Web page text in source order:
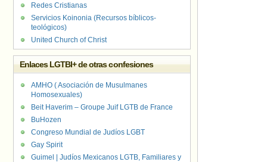
Redes Cristianas
Servicios Koinonia (Recursos bíblicos-
teológicos)
United Church of Christ
Enlaces LGTBI+ de otras confesiones
AMHO ( Asociación de Musulmanes
Homosexuales)
Beit Haverim – Groupe Juif LGTB de France
BuHozen
Congreso Mundial de Judíos LGBT
Gay Spirit
Guimel | Judíos Mexicanos LGTB, Familiares y